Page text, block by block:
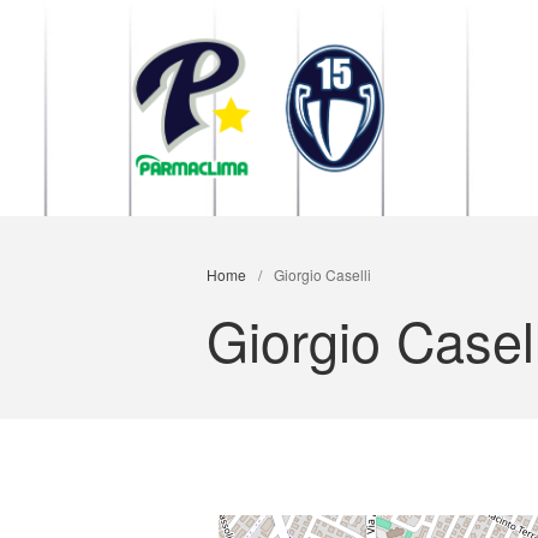
Home / Giorgio Caselli
Giorgio